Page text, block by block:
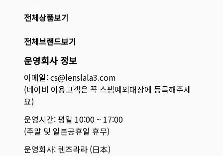
전체상품보기
전체브랜드보기
운영회사 정보
이메일: cs@lenslala3.com
(네이버 이용고객은 꼭 스팸예외대상에 등록해주세
요)
운영시간: 평일 10:00 ~ 17:00
(주말 및 일본공휴일 휴무)
운영회사: 렌즈라라 (日本)